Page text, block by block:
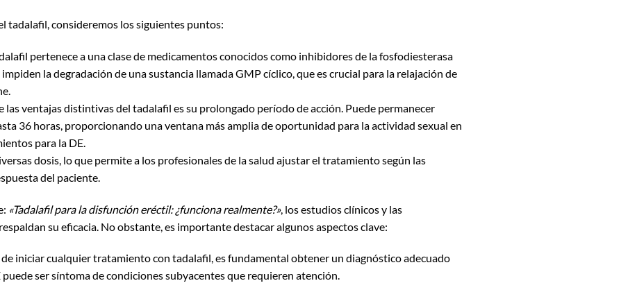
tadalafil, consideremos los siguientes puntos:
pertenece a una clase de medicamentos conocidos como inhibidores de la fosfodiesterasa
la degradación de una sustancia llamada GMP cíclico, que es crucial para la relajación de
las ventajas distintivas del tadalafil es su prolongado período de acción. Puede permanecer
36 horas, proporcionando una ventana más amplia de oportunidad para la actividad sexual en
para la DE.
dosis, lo que permite a los profesionales de la salud ajustar el tratamiento según las
del paciente.
«Tadalafil para la disfunción eréctil: ¿funciona realmente?», los estudios clínicos y las
su eficacia. No obstante, es importante destacar algunos aspectos clave:
de iniciar cualquier tratamiento con tadalafil, es fundamental obtener un diagnóstico adecuado
ser síntoma de condiciones subyacentes que requieren atención.